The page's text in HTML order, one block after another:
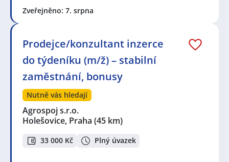
Zveřejněno: 7. srpna
Prodejce/konzultant inzerce
do týdeníku (m/ž) – stabilní
zaměstnání, bonusy
Nutně vás hledají
Agrospoj s.r.o.
Holešovice, Praha (45 km)
33 000 Kč Plný úvazek